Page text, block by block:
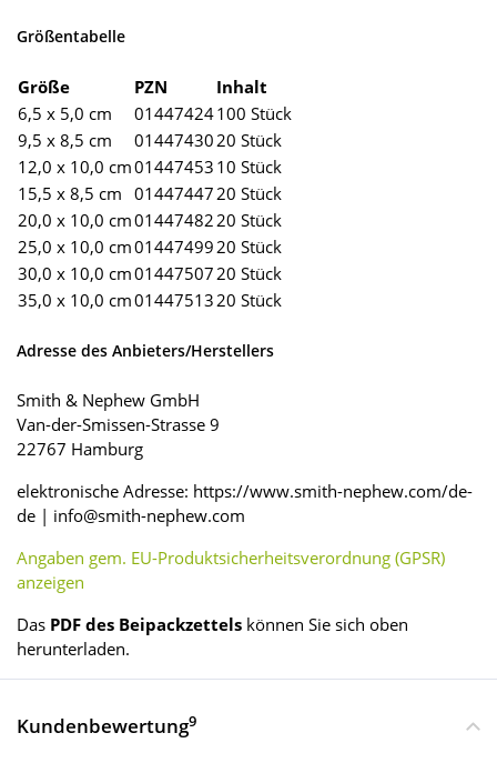
Größentabelle
Größe PZN
Inhalt
6,5 x 5,0 cm
01447424100 Stück
9,5 x 8,5 cm
0144743020 Stück
12,0 x 10,0 cm01447453 10 Stück
15,5 x 8,5 cm 0144744720 Stück
20,0 x 10,0 cm0144748220 Stück
25,0 x 10,0 cm0144749920 Stück
30,0 x 10,0 cm0144750720 Stück
35,0 x 10,0 cm0144751320 Stück
Adresse des Anbieters/Herstellers
Smith & Nephew GmbH
Van-der-Smissen-Strasse 9
22767 Hamburg
elektronische Adresse: https://www.smith-nephew.com/de-
de | info@smith-nephew.com
Angaben gem. EU-Produktsicherheitsverordnung (GPSR)
anzeigen
Das PDF des Beipackzettels können Sie sich oben
herunterladen.
Kundenbewertung9